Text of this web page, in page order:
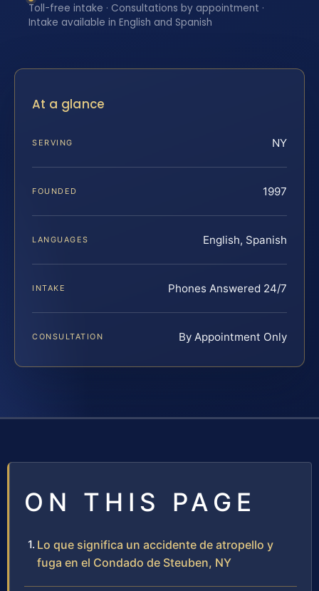
Toll-free intake · Consultations by appointment ·
Intake available in English and Spanish
At a glance
SERVING NY
FOUNDED 1997
LANGUAGES English, Spanish
INTAKE Phones Answered 24/7
CONSULTATION By Appointment Only
ON THIS PAGE
Lo que significa un accidente de atropello y
fuga en el Condado de Steuben, NY